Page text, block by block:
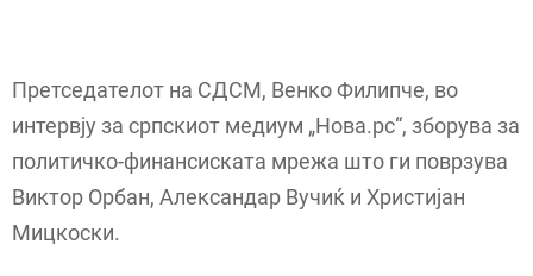
Претседателот на СДСМ, Венко Филипче, во
интервју за српскиот медиум „Нова.рс“, зборува за
политичко-финансиската мрежа што ги поврзува
Виктор Орбан, Александар Вучиќ и Христијан
Мицкоски.